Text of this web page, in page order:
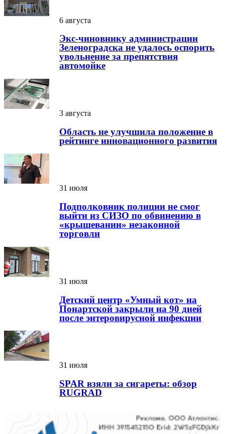
6 августа
Экс-чиновнику администрации
Зеленоградска не удалось оспорить
увольнение за препятствия
автомойке
3 августа
Область не улучшила положение в
рейтинге инновационного развития
31 июля
Подполковник полиции не смог
выйти из СИЗО по обвинению в
«крышевании» незаконной
торговли
31 июля
Детский центр «Умный кот» на
Понартской закрыли на 90 дней
после энтеровирусной инфекции
31 июля
SPAR взяли за сигареты: обзор
RUGRAD